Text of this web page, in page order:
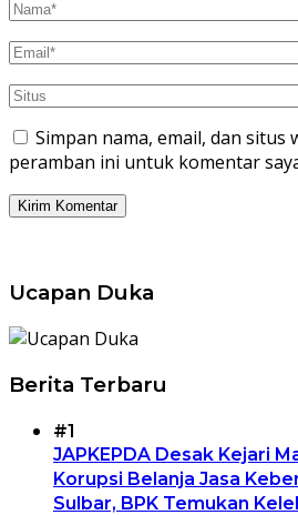
Simpan nama, email, dan situs
peramban ini untuk komentar
Ucapan Duka
Berita Terbaru
#1
JAPKEPDA Desak Kejari
Korupsi Belanja Jasa
Sulbar, BPK Temukan